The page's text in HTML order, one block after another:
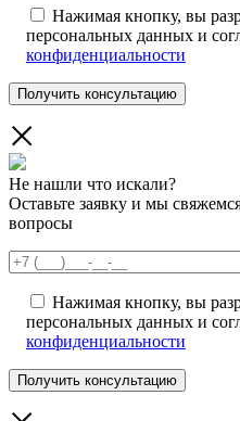
Нажимая кнопку, вы
персональных данных и
конфиденциальности
Не нашли что искали?
Оставьте заявку и мы
вопросы
Нажимая кнопку, вы
персональных данных и
конфиденциальности